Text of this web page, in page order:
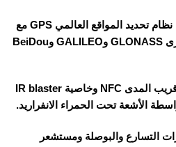
جهاز هواوي نوفا Y73 يدعم نظام تحديد المواقع العالمي GPS مع
دعم أنظمة تحديد المواقع الأخرى GLONASS وGALILEO وBeiDou
الجهاز يدعم تقنية الاتصال قريب المدى NFC وخاصية IR blaster
الأشعة تحت الحمراء الانفراريد.
التسارع والبوصلة ومستشعر